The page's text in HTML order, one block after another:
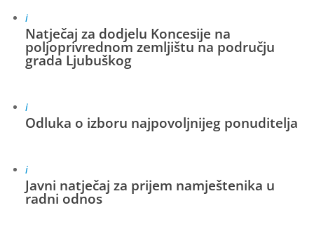
i
Natječaj za dodjelu Koncesije na
poljoprivrednom zemljištu na području
grada Ljubuškog
i
Odluka o izboru najpovoljnijeg ponuditelja
i
Javni natječaj za prijem namještenika u
radni odnos